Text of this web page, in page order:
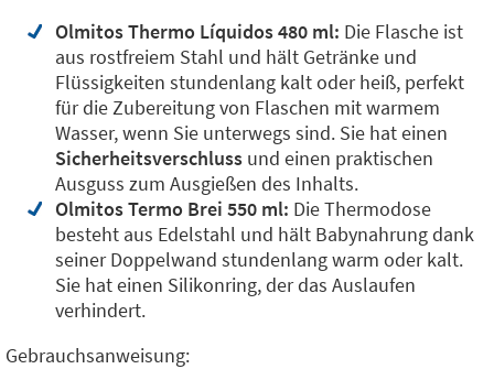
Olmitos Thermo Líquidos 480 ml: Die Flasche ist
aus rostfreiem Stahl und hält Getränke und
Flüssigkeiten stundenlang kalt oder heiß, perfekt
für die Zubereitung von Flaschen mit warmem
Wasser, wenn Sie unterwegs sind. Sie hat einen
Sicherheitsverschluss und einen praktischen
Ausguss zum Ausgießen des Inhalts.
Olmitos Termo Brei 550 ml: Die Thermodose
besteht aus Edelstahl und hält Babynahrung dank
seiner Doppelwand stundenlang warm oder kalt.
Sie hat einen Silikonring, der das Auslaufen
verhindert.
Gebrauchsanweisung: